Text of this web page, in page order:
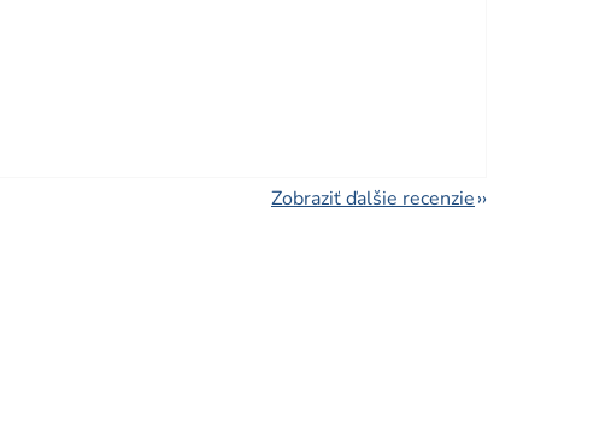
5 z 5 hviezdičiek.
Zobraziť ďalšie recenzie